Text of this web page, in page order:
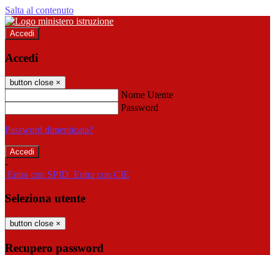
Salta al contenuto
Accedi
Accedi
button close ×
Nome Utente
Password
Password dimenticata?
-
Entra con SPID Entra con CIE
Seleziona utente
button close ×
Recupero password